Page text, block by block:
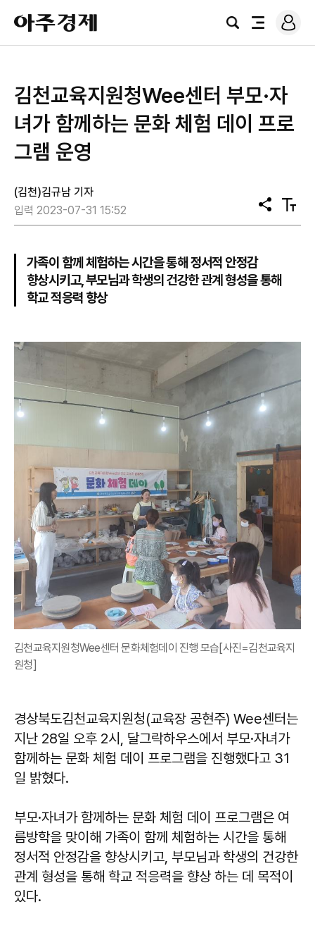
아
주
경
검
전
로
그
김천교육지원청Wee센터 부모·자
녀가 함께하는 문화 체험 데이 프로
그램 운영
(김천)김규남 기자
입력 2023-07-31 15:52
공
유
텍
스
가족이 함께 체험하는 시간을 통해 정서적 안정감
향상시키고, 부모님과 학생의 건강한 관계 형성을 통해
학교 적응력 향상
김천교육지원청Wee센터 문화체험데이 진행 모습[사진=김천교육지
원청]
경상북도김천교육지원청(교육장 공현주) Wee센터는
지난 28일 오후 2시, 달그락하우스에서 부모·자녀가
함께하는 문화 체험 데이 프로그램을 진행했다고 31
일 밝혔다.
부모·자녀가 함께하는 문화 체험 데이 프로그램은 여
름방학을 맞이해 가족이 함께 체험하는 시간을 통해
정서적 안정감을 향상시키고, 부모님과 학생의 건강한
관계 형성을 통해 학교 적응력을 향상 하는 데 목적이
있다.